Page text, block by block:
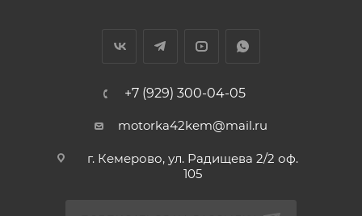
+7 (929) 300-04-05
motorka42kem@mail.ru
г. Кемерово, ул. Радищева 2/2 оф.
105